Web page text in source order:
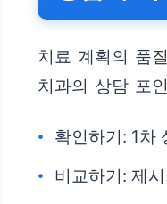
치료 계획의 품
치과의 상담 포
확인하기: 1차
비교하기: 제